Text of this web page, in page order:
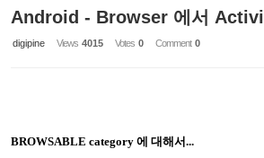
Android - Browser 에서
digipine Views 4015 Votes 0 Comment 0
BROWSABLE category 에 대해서...